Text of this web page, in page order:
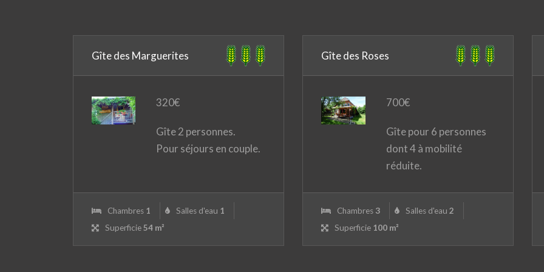
Gîte des Marguerites
320€
Gîte 2 personnes.
Pour séjours en couple.
Chambres 1 Salles d'eau 1
Superficie 54 m²
Gîte des Roses
700€
Gîte pour 6 personnes
dont 4 à mobilité
réduite.
Chambres 3 Salles d'eau 2
Superficie 100 m²